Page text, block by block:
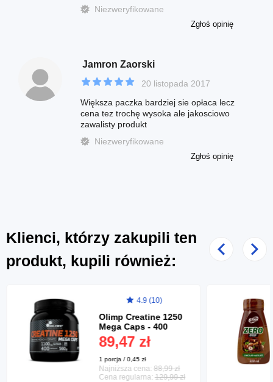
Niezweryfikowane
Zgłoś opinię
Jamron Zaorski
20 listopada 2017
Większa paczka bardziej sie opłaca lecz
cena tez trochę wysoka ale jakosciowo
zawalisty produkt
Niezweryfikowane
Zgłoś opinię
Klienci, którzy zakupili ten
produkt, kupili również:
Poprzedni
4.9 (10)
Olimp Creatine 1250
Mega Caps - 400
kaps.
89,47 zł
1 porcja / 0,45 zł
Najniższa cena: 88,99 zł
Cena regularna: 129,99 zł